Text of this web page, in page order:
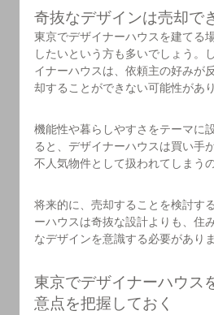
奇抜なデザインは売却で
東京でデザイナーハウスを建てる
したいという方も多いでしょう。
イナーハウスは、依頼主の好みが
却することができない可能性があり
機能性や暮らしやすさをテーマに
ると、デザイナーハウスは買い手
不人気物件として扱われてしまうの
将来的に、売却することを検討す
ーハウスは奇抜な設計よりも、住
なデザインを意識する必要がありま
東京でデザイナーハウス
意点を把握しておく